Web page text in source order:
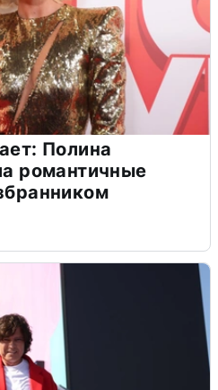
Полина
романтичные